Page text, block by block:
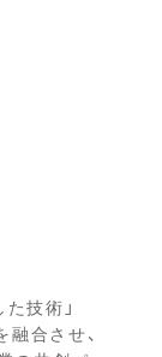
技術」
融合させ、